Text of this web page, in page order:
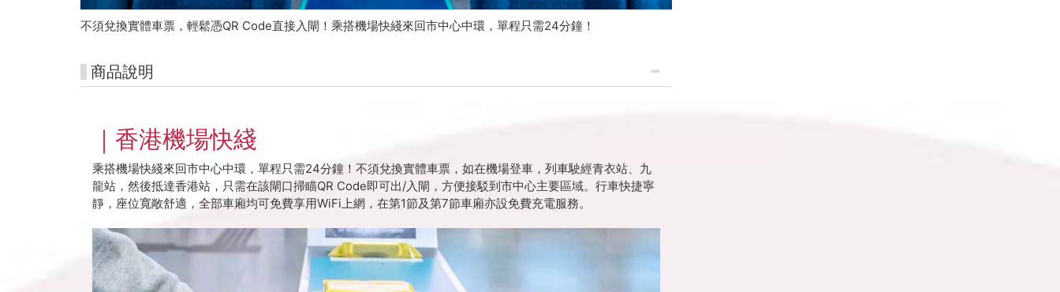
不須兌換實體車票，輕鬆憑QR Code直接入閘！乘搭機場快綫來回市中心中環，單程只需24分鐘！
商品說明
｜香港機場快綫
乘搭機場快綫來回市中心中環，單程只需24分鐘！不須兌換實體車票，如在機場登車，列車駛經青衣站、九
龍站，然後抵達香港站，只需在該閘口掃瞄QR Code即可出/入閘，方便接駁到市中心主要區域。行車快捷寧
靜，座位寬敞舒適，全部車廂均可免費享用WiFi上網，在第1節及第7節車廂亦設免費充電服務。